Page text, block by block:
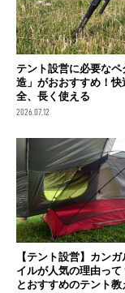
テント設営に必要なペ
造」がおおすすめ！快
全、長く使える
2026.07.12
【テント設営】カン
イルが人気の理由って
とおすすめのテント教